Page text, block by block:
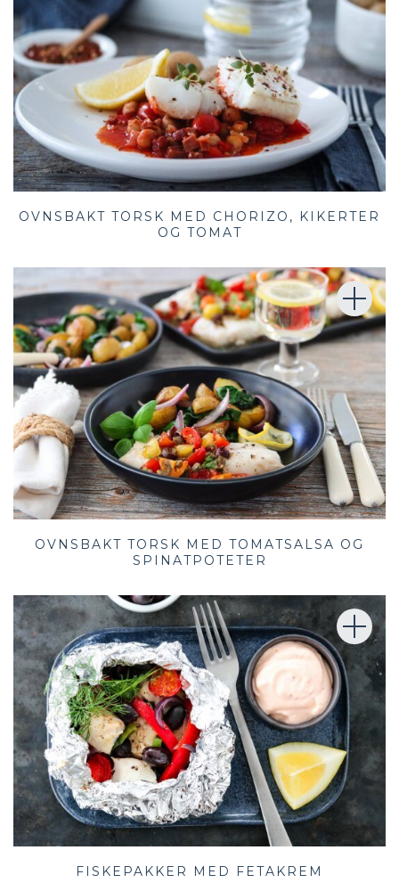
OVNSBAKT TORSK MED CHORIZO, KIKERTER
OG TOMAT
OVNSBAKT TORSK MED TOMATSALSA OG
SPINATPOTETER
FISKEPAKKER MED FETAKREM